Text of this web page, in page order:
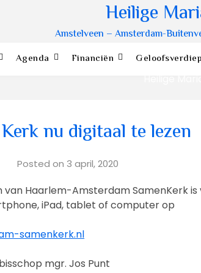
Heilige
Amstelveen – Amsterdam-
Agenda Financiën
nu digitaal te lezen
Posted on 3 april, 2020
Haarlem-Amsterdam SamenKerk
iPad, tablet of computer op
samenkerk.nl
mgr. Jos Punt